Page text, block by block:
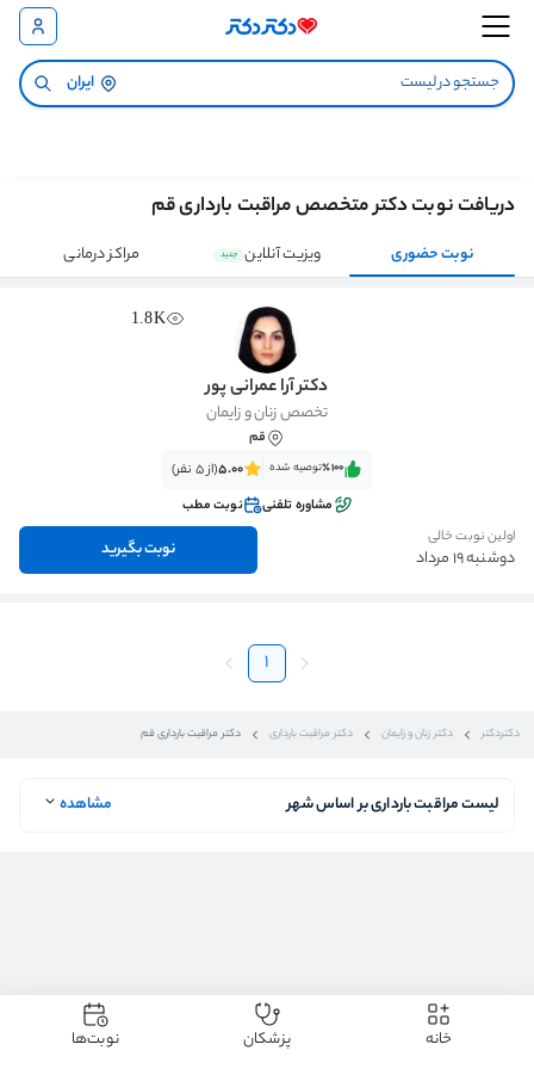
ایران
دکتردکتر دکتر زنان و زایمان دکتر مراقبت بارداری دکتر مراقبت بارداری قم
دریافت نوبت دکتر متخصص مراقبت بارداری قم
نوبت حضوری ویزیت آنلاین جدید مراکز درمانی
1.8K
دکتر آرا عمرانی پور
تخصص زنان و زایمان
قم
٪100‌‌‌توصیه شده 5.00(از 5 نفر)
مشاوره تلفنی
نوبت مطب
اولین نوبت خالی
دوشنبه 19 مرداد نوبت بگیرید
1
لیست مراقبت بارداری بر اساس شهر مشاهده
خانه پزشکان نوبت‌ها